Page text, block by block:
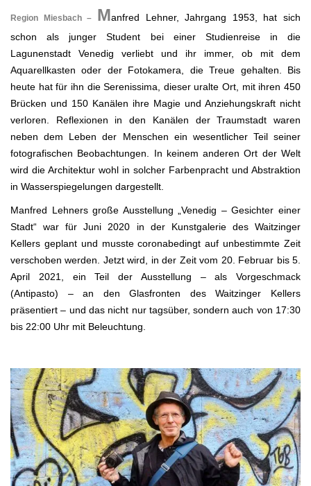
Region Miesbach – Manfred Lehner, Jahrgang 1953, hat sich
schon als junger Student bei einer Studienreise in die
Lagunenstadt Venedig verliebt und ihr immer, ob mit dem
Aquarellkasten oder der Fotokamera, die Treue gehalten. Bis
heute hat für ihn die Serenissima, dieser uralte Ort, mit ihren 450
Brücken und 150 Kanälen ihre Magie und Anziehungskraft nicht
verloren. Reflexionen in den Kanälen der Traumstadt waren
neben dem Leben der Menschen ein wesentlicher Teil seiner
fotografischen Beobachtungen. In keinem anderen Ort der Welt
wird die Architektur wohl in solcher Farbenpracht und Abstraktion
in Wasserspiegelungen dargestellt.
Manfred Lehners große Ausstellung „Venedig – Gesichter einer
Stadt“ war für Juni 2020 in der Kunstgalerie des Waitzinger
Kellers geplant und musste coronabedingt auf unbestimmte Zeit
verschoben werden. Jetzt wird, in der Zeit vom 20. Februar bis 5.
April 2021, ein Teil der Ausstellung – als Vorgeschmack
(Antipasto) – an den Glasfronten des Waitzinger Kellers
präsentiert – und das nicht nur tagsüber, sondern auch von 17:30
bis 22:00 Uhr mit Beleuchtung.